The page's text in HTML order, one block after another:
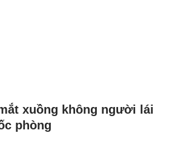
xuồng không người lái
phòng